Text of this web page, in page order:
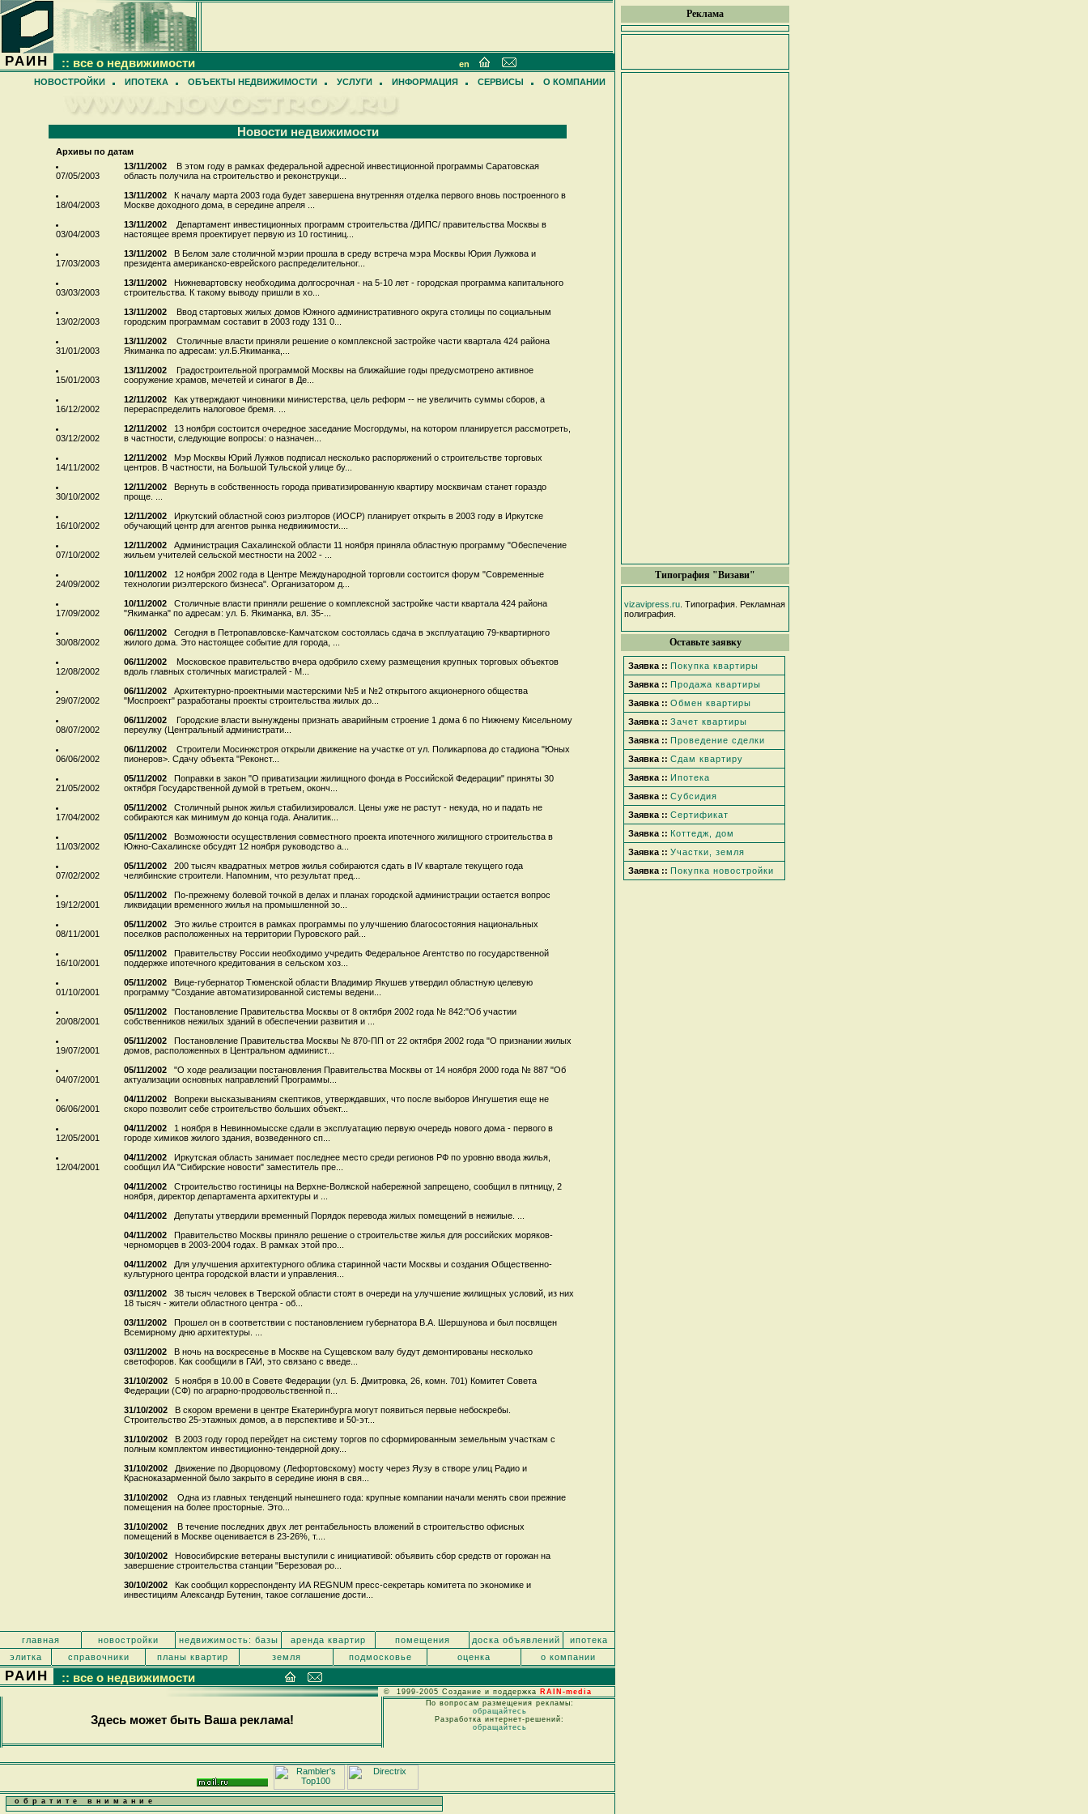
Реклама
Типография "Визави"
vizavipress.ru . Типография. Рекламная
полиграфия.
Оставьте заявку
Заявка :: Покупка квартиры
Заявка :: Продажа квартиры
Заявка :: Обмен квартиры
Заявка :: Зачет квартиры
Заявка :: Проведение сделки
Заявка :: Сдам квартиру
Заявка :: Ипотека
Заявка :: Субсидия
Заявка :: Сертификат
Заявка :: Коттедж, дом
Заявка :: Участки, земля
Заявка :: Покупка новостройки
РАИН :: все о недвижимости
en
НОВОСТРОЙКИ
ИПОТЕКА ОБЪЕКТЫ НЕДВИЖИМОСТИ УСЛУГИ ИНФОРМАЦИЯ СЕРВИСЫ О КОМПАНИИ
Новости недвижимости
Архивы по датам
07/05/2003
18/04/2003
03/04/2003
17/03/2003
03/03/2003
13/02/2003
31/01/2003
15/01/2003
16/12/2002
03/12/2002
14/11/2002
30/10/2002
16/10/2002
07/10/2002
24/09/2002
17/09/2002
30/08/2002
12/08/2002
29/07/2002
08/07/2002
06/06/2002
21/05/2002
17/04/2002
11/03/2002
07/02/2002
19/12/2001
08/11/2001
16/10/2001
01/10/2001
20/08/2001
19/07/2001
04/07/2001
06/06/2001
12/05/2001
12/04/2001
13/11/2002
В этом году в рамках федеральной адресной инвестиционной программы Саратовская
область получила на строительство и реконструкци...
13/11/2002
К началу марта 2003 года будет завершена внутренняя отделка первого вновь построенного в
Москве доходного дома, в середине апреля ...
13/11/2002
Департамент инвестиционных программ строительства /ДИПС/ правительства Москвы в
настоящее время проектирует первую из 10 гостиниц...
13/11/2002
В Белом зале столичной мэрии прошла в среду встреча мэра Москвы Юрия Лужкова и
президента американско-еврейского распределительног...
13/11/2002
Нижневартовску необходима долгосрочная - на 5-10 лет - городская программа капитального
строительства. К такому выводу пришли в хо...
13/11/2002
Ввод стартовых жилых домов Южного административного округа столицы по социальным
городским программам составит в 2003 году 131 0...
13/11/2002
Столичные власти приняли решение о комплексной застройке части квартала 424 района
Якиманка по адресам: ул.Б.Якиманка,...
13/11/2002
Градостроительной программой Москвы на ближайшие годы предусмотрено активное
сооружение храмов, мечетей и синагог в Де...
12/11/2002
Как утверждают чиновники министерства, цель реформ -- не увеличить суммы сборов, а
перераспределить налоговое бремя. ...
12/11/2002
13 ноября состоится очередное заседание Мосгордумы, на котором планируется рассмотреть,
в частности, следующие вопросы: о назначен...
12/11/2002
Мэр Москвы Юрий Лужков подписал несколько распоряжений о строительстве торговых
центров. В частности, на Большой Тульской улице бу...
12/11/2002
Вернуть в собственность города приватизированную квартиру москвичам станет гораздо
проще. ...
12/11/2002
Иркутский областной союз риэлторов (ИОСР) планирует открыть в 2003 году в Иркутске
обучающий центр для агентов рынка недвижимости....
12/11/2002
Администрация Сахалинской области 11 ноября приняла областную программу "Обеспечение
жильем учителей сельской местности на 2002 - ...
10/11/2002
12 ноября 2002 года в Центре Международной торговли состоится форум "Современные
технологии риэлтерского бизнеса". Организатором д...
10/11/2002
Столичные власти приняли решение о комплексной застройке части квартала 424 района
"Якиманка" по адресам: ул. Б. Якиманка, вл. 35-...
06/11/2002
Сегодня в Петропавловске-Камчатском состоялась сдача в эксплуатацию 79-квартирного
жилого дома. Это настоящее событие для города, ...
06/11/2002
Московское правительство вчера одобрило схему размещения крупных торговых объектов
вдоль главных столичных магистралей - М...
06/11/2002
Архитектурно-проектными мастерскими №5 и №2 открытого акционерного общества
"Моспроект" разработаны проекты строительства жилых до...
06/11/2002
Городские власти вынуждены признать аварийным строение 1 дома 6 по Нижнему Кисельному
переулку (Центральный администрати...
06/11/2002
Строители Мосинжстроя открыли движение на участке от ул. Поликарпова до стадиона "Юных
пионеров>. Сдачу объекта "Реконст...
05/11/2002
Поправки в закон "О приватизации жилищного фонда в Российской Федерации" приняты 30
октября Государственной думой в третьем, оконч...
05/11/2002
Столичный рынок жилья стабилизировался. Цены уже не растут - некуда, но и падать не
собираются как минимум до конца года. Аналитик...
05/11/2002
Возможности осуществления совместного проекта ипотечного жилищного строительства в
Южно-Сахалинске обсудят 12 ноября руководство а...
05/11/2002
200 тысяч квадратных метров жилья собираются сдать в IV квартале текущего года
челябинские строители. Напомним, что результат пред...
05/11/2002
По-прежнему болевой точкой в делах и планах городской администрации остается вопрос
ликвидации временного жилья на промышленной зо...
05/11/2002
Это жилье строится в рамках программы по улучшению благосостояния национальных
поселков расположенных на территории Пуровского рай...
05/11/2002
Правительству России необходимо учредить Федеральное Агентство по государственной
поддержке ипотечного кредитования в сельском хоз...
05/11/2002
Вице-губернатор Тюменской области Владимир Якушев утвердил областную целевую
программу "Создание автоматизированной системы ведени...
05/11/2002
Постановление Правительства Москвы от 8 октября 2002 года № 842:"Об участии
собственников нежилых зданий в обеспечении развития и ...
05/11/2002
Постановление Правительства Москвы № 870-ПП от 22 октября 2002 года "О признании жилых
домов, расположенных в Центральном админист...
05/11/2002
"О ходе реализации постановления Правительства Москвы от 14 ноября 2000 года № 887 "Об
актуализации основных направлений Программы...
04/11/2002
Вопреки высказываниям скептиков, утверждавших, что после выборов Ингушетия еще не
скоро позволит себе строительство больших объект...
04/11/2002
1 ноября в Невинномысске сдали в эксплуатацию первую очередь нового дома - первого в
городе химиков жилого здания, возведенного сп...
04/11/2002
Иркутская область занимает последнее место среди регионов РФ по уровню ввода жилья,
сообщил ИА "Сибирские новости" заместитель пре...
04/11/2002
Строительство гостиницы на Верхне-Волжской набережной запрещено, сообщил в пятницу, 2
ноября, директор департамента архитектуры и ...
04/11/2002
Депутаты утвердили временный Порядок перевода жилых помещений в нежилые. ...
04/11/2002
Правительство Москвы приняло решение о строительстве жилья для российских моряков-
черноморцев в 2003-2004 годах. В рамках этой про...
04/11/2002
Для улучшения архитектурного облика старинной части Москвы и создания Общественно-
культурного центра городской власти и управления...
03/11/2002
38 тысяч человек в Тверской области стоят в очереди на улучшение жилищных условий, из них
18 тысяч - жители областного центра - об...
03/11/2002
Прошел он в соответствии с постановлением губернатора В.А. Шершунова и был посвящен
Всемирному дню архитектуры. ...
03/11/2002
В ночь на воскресенье в Москве на Сущевском валу будут демонтированы несколько
светофоров. Как сообщили в ГАИ, это связано с введе...
31/10/2002
5 ноября в 10.00 в Совете Федерации (ул. Б. Дмитровка, 26, комн. 701) Комитет Совета
Федерации (СФ) по аграрно-продовольственной п...
31/10/2002
В скором времени в центре Екатеринбурга могут появиться первые небоскребы.
Строительство 25-этажных домов, а в перспективе и 50-эт...
31/10/2002
В 2003 году город перейдет на систему торгов по сформированным земельным участкам с
полным комплектом инвестиционно-тендерной доку...
31/10/2002
Движение по Дворцовому (Лефортовскому) мосту через Яузу в створе улиц Радио и
Красноказарменной было закрыто в середине июня в свя...
31/10/2002
Одна из главных тенденций нынешнего года: крупные компании начали менять свои прежние
помещения на более просторные. Это...
31/10/2002
В течение последних двух лет рентабельность вложений в строительство офисных
помещений в Москве оценивается в 23-26%, т....
30/10/2002
Новосибирские ветераны выступили с инициативой: объявить сбор средств от горожан на
завершение строительства станции "Березовая ро...
30/10/2002
Как сообщил корреспонденту ИА REGNUM пресс-секретарь комитета по экономике и
инвестициям Александр Бутенин, такое соглашение дости...
главная новостройки недвижимость: базы аренда квартир помещения доска объявлений
ипотека
элитка
справочники планы квартир земля подмосковье оценка о компании
РАИН :: все о недвижимости
© 1999-2005 Создание и поддержка RAIN-media
Здесь может быть Ваша реклама!
По вопросам размещения рекламы:
обращайтесь
Разработка интернет-решений:
обращайтесь
обратите внимание